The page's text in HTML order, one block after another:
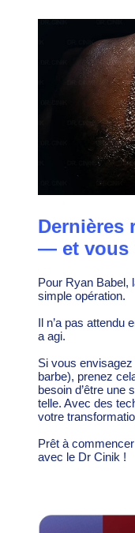
Dernières
— et vous
Pour Ryan Babel,
simple opération.
Il n’a pas attendu
a agi.
Si vous
barbe), prenez
besoin d’être une
telle. Avec des
votre
Prêt à
avec le Dr Cinik !